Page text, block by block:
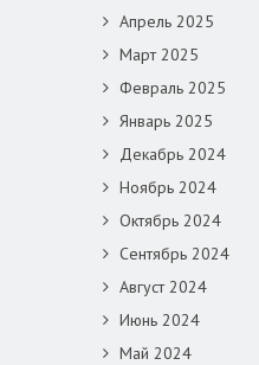
Апрель 2025
Март 2025
Февраль 2025
Январь 2025
Декабрь 2024
Ноябрь 2024
Октябрь 2024
Сентябрь 2024
Август 2024
Июнь 2024
Май 2024